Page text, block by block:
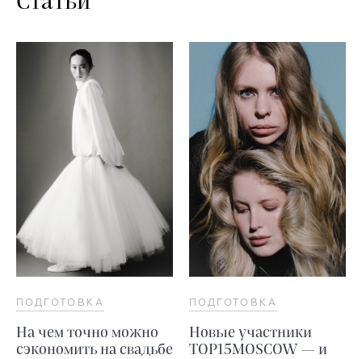
ПОДГОТОВКА
На чем точно можно
сэкономить на свадьбе
ПОДГОТОВКА
Новые участники
TOP15MOSCOW — и